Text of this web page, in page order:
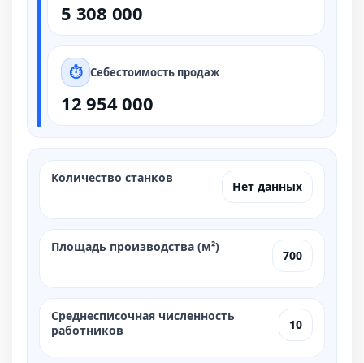
5 308 000
Себестоимость продаж
12 954 000
Количество станков
Нет данных
Площадь производства (м²)
700
Среднесписочная численность
работников
10